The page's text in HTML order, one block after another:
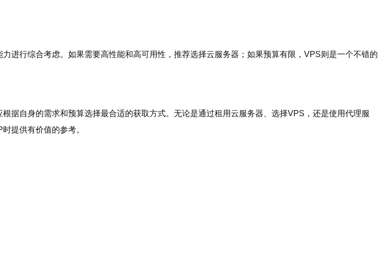
进行综合考虑。如果需要高性能和高可用性，推荐选择云服务器；如果预算有限，VPS则是一个不错的
据自身的需求和预算选择最合适的获取方式。无论是通过租用云服务器、选择VPS，还是使用代理服
提供有价值的参考。